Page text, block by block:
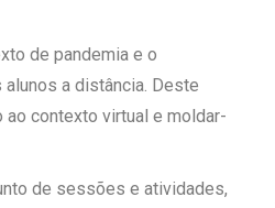
de pandemia e o
a distância. Deste
contexto virtual e moldar-
de sessões e atividades,